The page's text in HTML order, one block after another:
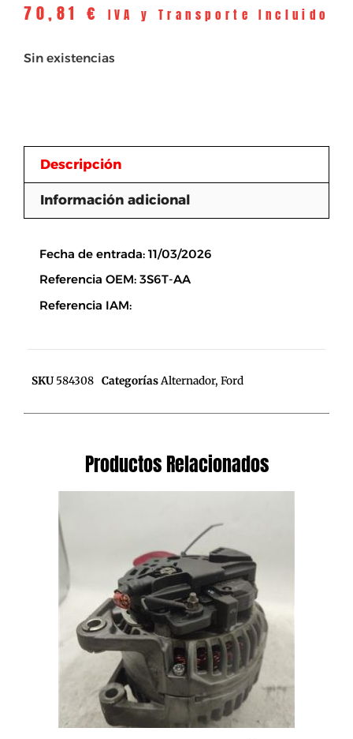
70,81 € IVA y Transporte Incluido
Sin existencias
Descripción
Información adicional
Fecha de entrada: 11/03/2026
Referencia OEM: 3S6T-AA
Referencia IAM:
SKU 584308 CategoríasAlternador, Ford
Productos Relacionados